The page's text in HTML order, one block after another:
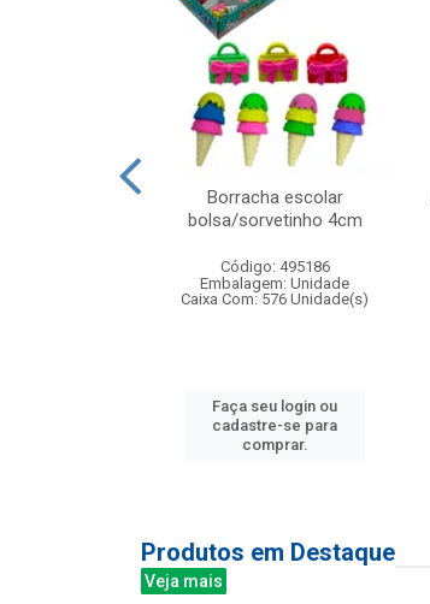
Borracha escolar
bolsa/sorvetinho 4cm
Código: 495186
Embalagem: Unidade
Caixa Com: 576 Unidade(s)
Faça seu login ou
cadastre-se para
comprar.
Produtos em Destaque
Veja mais